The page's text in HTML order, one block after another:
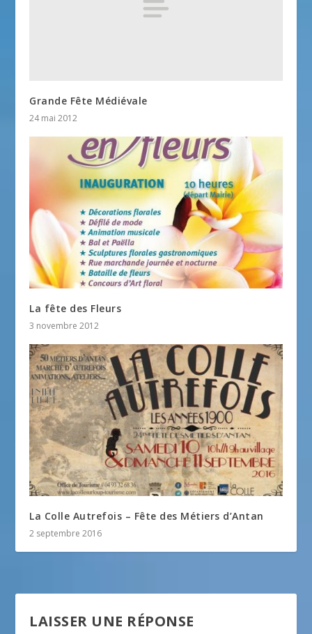
Grande Fête Médiévale
24 mai 2012
La fête des Fleurs
3 novembre 2012
La Colle Autrefois – Fête des Métiers d’Antan
2 septembre 2016
LAISSER UNE RÉPONSE